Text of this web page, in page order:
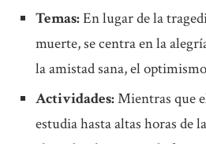
Temas:En lugar de la
muerte, se centra en la
la amistad sana, el
Actividades:Mientras que
estudia hasta altas horas de